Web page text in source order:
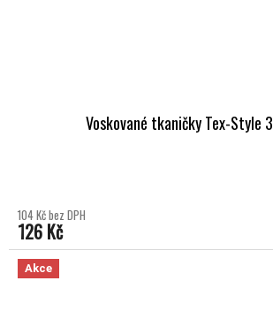
Voskované tkaničky Tex-Style
104 Kč bez DPH
126 Kč
Akce